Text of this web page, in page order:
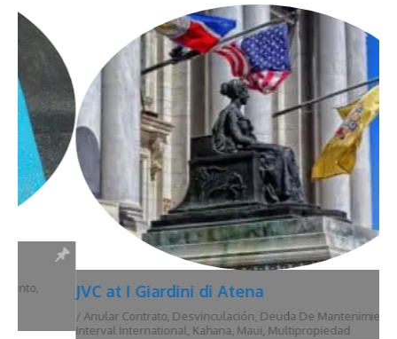
JVC at I Giardini di Atena
Anular Contrato,Desvinculación,Deuda De Mantenimiento,Hawái,
Interval International,Kahana,Maui,Multipropiedad